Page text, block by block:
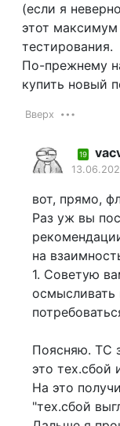
(если я
этот
тестирования.
По-прежнему
купить новый
Вверх
19
вот, прямо,
Раз уж вы
на
1. Советую
осмысливать
Поясняю. ТС
это тех.сбой
На это
"тех.сбой